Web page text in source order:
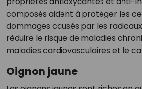
composés aident à protéger les
dommages causés par les
réduire le risque de maladies
maladies cardiovasculaires et le
Oignon jaune